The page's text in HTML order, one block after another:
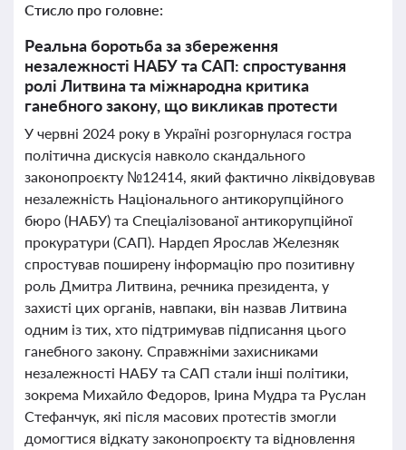
Стисло про головне:
Реальна боротьба за збереження
незалежності НАБУ та САП: спростування
ролі Литвина та міжнародна критика
ганебного закону, що викликав протести
У червні 2024 року в Україні розгорнулася гостра
політична дискусія навколо скандального
законопроєкту №12414, який фактично ліквідовував
незалежність Національного антикорупційного
бюро (НАБУ) та Спеціалізованої антикорупційної
прокуратури (САП). Нардеп Ярослав Железняк
спростував поширену інформацію про позитивну
роль Дмитра Литвина, речника президента, у
захисті цих органів, навпаки, він назвав Литвина
одним із тих, хто підтримував підписання цього
ганебного закону. Справжніми захисниками
незалежності НАБУ та САП стали інші політики,
зокрема Михайло Федоров, Ірина Мудра та Руслан
Стефанчук, які після масових протестів змогли
домогтися відкату законопроєкту та відновлення